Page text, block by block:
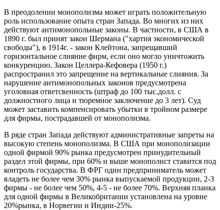
В преодолении монополизма может играть положительную
роль использование опыта стран Запада. Во многих из них
действуют антимонопольные законы. В частности, в США в
1890 г. был принят закон Шермана ("хартия экономической
свободы"), в 1914г. - закон Клейтона, запрещавший
горизонтальное слияние фирм, если оно могло уничтожить
конкуренцию. Закон Целлера-Кефовера (1950 г.)
распространил это запрещение на вертикальные слияния. За
нарушение антимонопольных законов предусмотрена
уголовная ответсвенность (штраф до 100 тыс.долл. с
должностного лица и тюремное заключение до 3 лет). Суд
может заставить компенсировать убытки в тройном размере
для фирмы, пострадавшей от монополизма.
В ряде стран Запада действуют административные запреты на
высокую степень монополизма. В США при монополизации
одной фирмой 90% рынка предусмотрен принудительный
раздел этой фирмы, при 60% и выше монополист ставится под
контроль государства. В ФРГ один предприниматель может
владеть не более чем 30% рынка выпускаемой продукции, 2-3
фирмы - не более чем 50%, 4-5 - не более 70%. Верхняя планка
для одной фирмы в Великобритании установлена на уровне
20%рынка, в Норвегии и Индии-25%.